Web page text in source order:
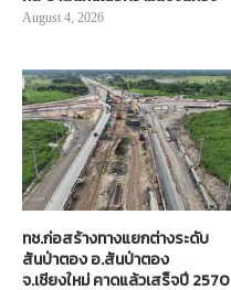
August 4, 2026
ทช.ก่อสร้างทางแยกต่างระดับ
สันป่าตอง อ.สันป่าตอง
จ.เชียงใหม่ คาดแล้วเสร็จปี 2570